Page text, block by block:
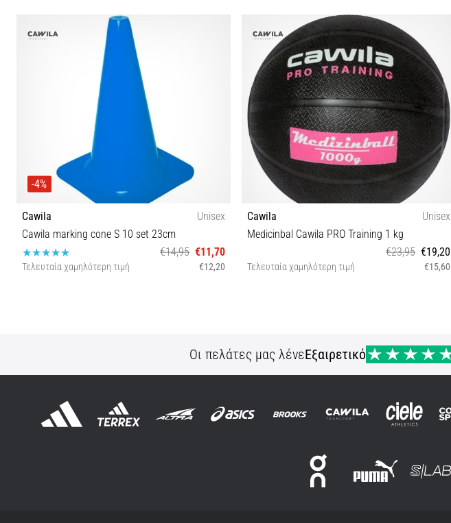
One size OS
-4%
Cawila
Unisex
Cawila marking cone S 10 set 23cm
€14,95 €11,70
Τελευταία χαμηλότερη τιμή €12,20
Cawila
Unisex
Medicinbal Cawila PRO Training 1 kg
€23,95 €19,20
Τελευταία χαμηλότερη τιμή €15,60
Οι πελάτες μας λένεΕξαιρετικό